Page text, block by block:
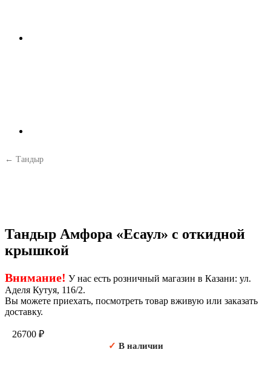
← Тандыр
Тандыр Амфора «Есаул» с откидной
крышкой
Внимание! У нас есть розничный магазин в Казани: ул.
Аделя Кутуя, 116/2.
Вы можете приехать, посмотреть товар вживую или заказать
доставку.
26700 ₽
✓ В наличии